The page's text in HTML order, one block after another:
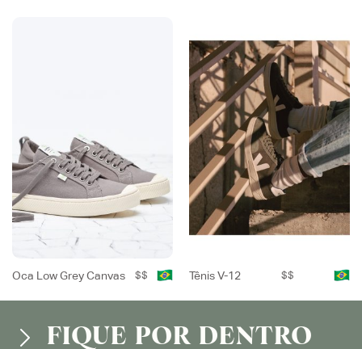
Oca Low Grey Canvas $$ Tênis V-12 $$
FIQUE POR DENTRO